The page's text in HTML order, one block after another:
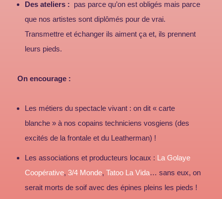
Des ateliers : pas parce qu’on est obligés mais parce
que nos artistes sont diplômés pour de vrai.
Transmettre et échanger ils aiment ça et, ils prennent
leurs pieds.
On encourage :
Les métiers du spectacle vivant : on dit « carte
blanche » à nos copains techniciens vosgiens (des
excités de la frontale et du Leatherman) !
Les associations et producteurs locaux : La Golaye
Coopérative, 3/4 Monde, Tatoo La Vida… sans eux, on
serait morts de soif avec des épines pleins les pieds !